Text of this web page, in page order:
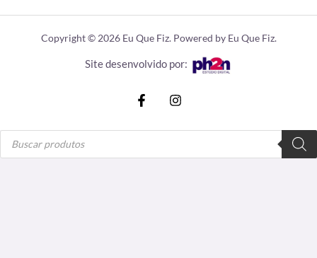
Copyright © 2026 Eu Que Fiz. Powered by Eu Que Fiz.
Site desenvolvido por:
Pesquisar
produtos